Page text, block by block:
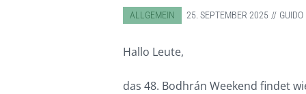
ABGELEGT IN:
ALLGEMEIN 25. SEPTEMBER 2025 GUIDO
Hallo Leute,
das 48. Bodhrán Weekend findet